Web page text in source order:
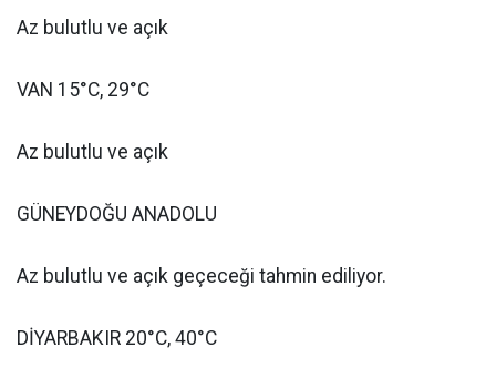
Az bulutlu ve açık
VAN 15°C, 29°C
Az bulutlu ve açık
GÜNEYDOĞU ANADOLU
Az bulutlu ve açık geçeceği tahmin ediliyor.
DİYARBAKIR 20°C, 40°C